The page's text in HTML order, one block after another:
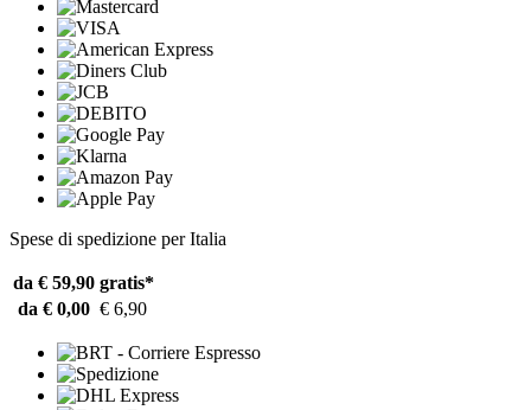
Spese di spedizione per Italia
da € 59,90 gratis*
da € 0,00 € 6,90